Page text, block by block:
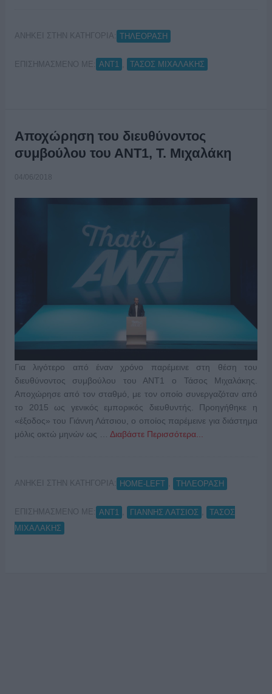
ΑΝΗΚΕΙ ΣΤΗΝ ΚΑΤΗΓΟΡΙΑ: ΤΗΛΕΟΡΑΣΗ
ΕΠΙΣΗΜΑΣΜΕΝΟ ΜΕ: ΑΝΤ1 ΤΑΣΟΣ ΜΙΧΑΛΑΚΗΣ
Αποχώρηση του διευθύνοντος
συμβούλου του ΑΝΤ1, Τ. Μιχαλάκη
04/06/2018
Για λιγότερο από έναν χρόνο παρέμεινε στη θέση του
διευθύνοντος συμβούλου του ΑΝΤ1 ο Τάσος Μιχαλάκης.
Αποχώρησε από τον σταθμό, με τον οποίο συνεργαζόταν από
το 2015 ως γενικός εμπορικός διευθυντής. Προηγήθηκε η
«έξοδος» του Γιάννη Λάτσιου, ο οποίος παρέμεινε για διάστημα
μόλις οκτώ μηνών ως … Διαβάστε Περισσότερα...
ΑΝΗΚΕΙ ΣΤΗΝ ΚΑΤΗΓΟΡΙΑ: HOME-LEFT ΤΗΛΕΟΡΑΣΗ
ΕΠΙΣΗΜΑΣΜΕΝΟ ΜΕ: ΑΝΤ1 ΓΙΑΝΝΗΣ ΛΑΤΣΙΟΣ
ΤΑΣΟΣ
ΜΙΧΑΛΑΚΗΣ